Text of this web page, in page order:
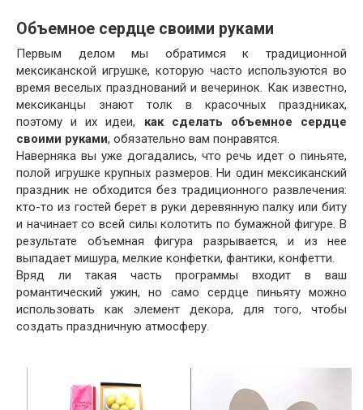
Объемное сердце своими руками
Первым делом мы обратимся к традиционной
мексиканской игрушке, которую часто используются во
время веселых празднований и вечеринок. Как известно,
мексиканцы знают толк в красочных праздниках,
поэтому и их идеи, как сделать объемное сердце
своими руками, обязательно вам понравятся.
Наверняка вы уже догадались, что речь идет о пиньяте,
полой игрушке крупных размеров. Ни один мексиканский
праздник не обходится без традиционного развлечения:
кто-то из гостей берет в руки деревянную палку или биту
и начинает со всей силы колотить по бумажной фигуре. В
результате объемная фигура разрывается, и из нее
выпадает мишура, мелкие конфетки, фантики, конфетти.
Вряд ли такая часть программы входит в ваш
романтический ужин, но само сердце пиньяту можно
использовать как элемент декора, для того, чтобы
создать праздничную атмосферу.